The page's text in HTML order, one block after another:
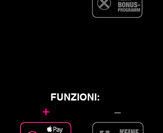
FUNZIONI:
+ –